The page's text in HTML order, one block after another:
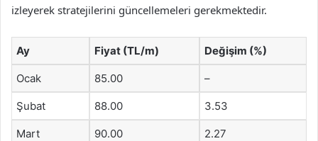
izleyerek stratejilerini güncellemeleri gerekmektedir.
Ay Fiyat (TL/m) Değişim (%)
Ocak 85.00 –
Şubat 88.00 3.53
Mart 90.00 2.27